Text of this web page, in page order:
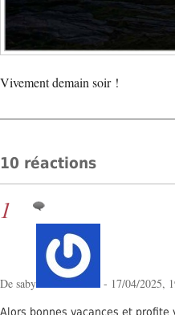
Vivement demain soir !
10 réactions
1
De saby - 17/04/2025,
Alors bonnes vacances et